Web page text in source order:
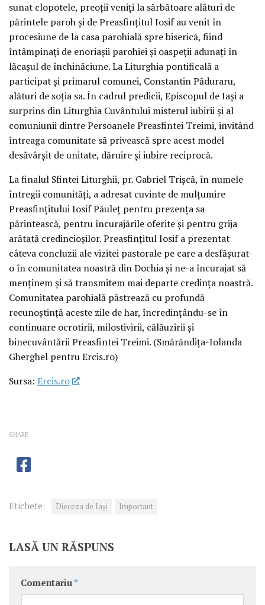
sunat clopotele, preoții veniți la sărbătoare alături de
părintele paroh și de Preasfințitul Iosif au venit în
procesiune de la casa parohială spre biserică, fiind
întâmpinați de enoriașii parohiei și oaspeții adunați în
lăcașul de închinăciune. La Liturghia pontificală a
participat și primarul comunei, Constantin Păduraru,
alături de soția sa. În cadrul predicii, Episcopul de Iași a
surprins din Liturghia Cuvântului misterul iubirii și al
comuniunii dintre Persoanele Preasfintei Treimi, invitând
întreaga comunitate să privească spre acest model
desăvârșit de unitate, dăruire și iubire reciprocă.
La finalul Sfintei Liturghii, pr. Gabriel Trișcă, în numele
întregii comunități, a adresat cuvinte de mulțumire
Preasfințitului Iosif Păuleț pentru prezența sa
părintească, pentru încurajările oferite și pentru grija
arătată credincioșilor. Preasfințitul Iosif a prezentat
câteva concluzii ale vizitei pastorale pe care a desfășurat-
o în comunitatea noastră din Dochia și ne-a încurajat să
menținem și să transmitem mai departe credința noastră.
Comunitatea parohială păstrează cu profundă
recunoștință aceste zile de har, încredințându-se în
continuare ocrotirii, milostivirii, călăuzirii și
binecuvântării Preasfintei Treimi. (Smărăndița-Iolanda
Gherghel pentru Ercis.ro)
Sursa: Ercis.ro
SHARE
Etichete: Dieceza de Iași Important
LASĂ UN RĂSPUNS
Comentariu *